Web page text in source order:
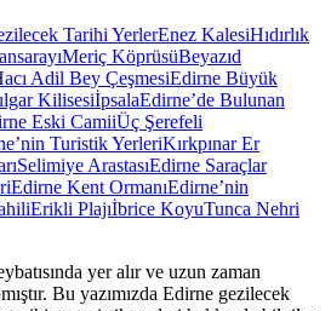
Tarihi YerlerEnez KalesiHıdırlık
Meriç KöprüsüBeyazıd
Adil Bey ÇeşmesiEdirne Büyük
KilisesiİpsalaEdirne’de Bulunan
Eski CamiiÜç Şerefeli
Turistik YerleriKırkpınar Er
Selimiye ArastasıEdirne Saraçlar
Edirne Kent OrmanıEdirne’nin
Erikli Plajıİbrice KoyuTunca Nehri
yer alır ve uzun zaman
Bu yazımızda Edirne gezilecek